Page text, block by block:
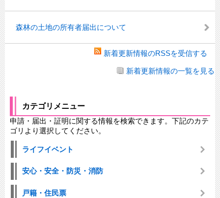
森林の土地の所有者届出について
新着更新情報のRSSを受信する
新着更新情報の一覧を見る
カテゴリメニュー
申請・届出・証明に関する情報を検索できます。下記のカテ
ゴリより選択してください。
ライフイベント
安心・安全・防災・消防
戸籍・住民票